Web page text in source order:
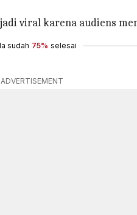
viral karena audiens
sudah 75% selesai
ADVERTISEMENT